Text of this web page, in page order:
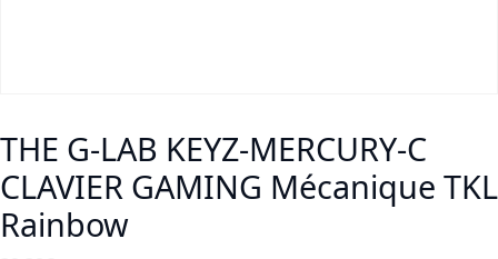
THE G-LAB KEYZ-MERCURY-C
CLAVIER GAMING Mécanique TKL
Rainbow